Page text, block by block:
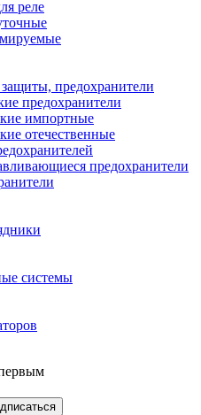
реле
защиты, предохранители
предохранители
импортные
отечественные
предохранители
системы